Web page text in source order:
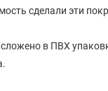
сделали эти
в ПВХ